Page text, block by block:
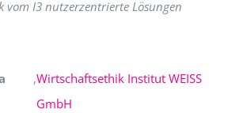
vom I3 nutzerzentrierte Lösungen
,Wirtschaftsethik Institut WEISS
GmbH